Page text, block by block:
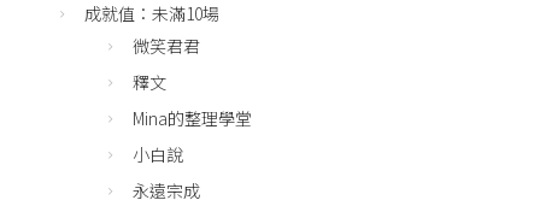
成就值：未滿10場
微笑君君
釋文
Mina的整理學堂
小白說
永遠宗成